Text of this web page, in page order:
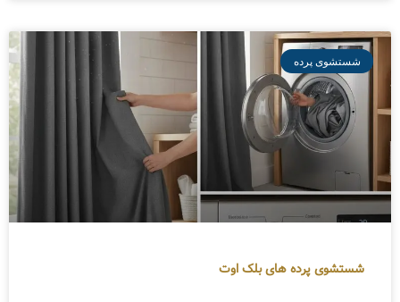
شستشوی پرده
شستشوی پرده های بلک اوت